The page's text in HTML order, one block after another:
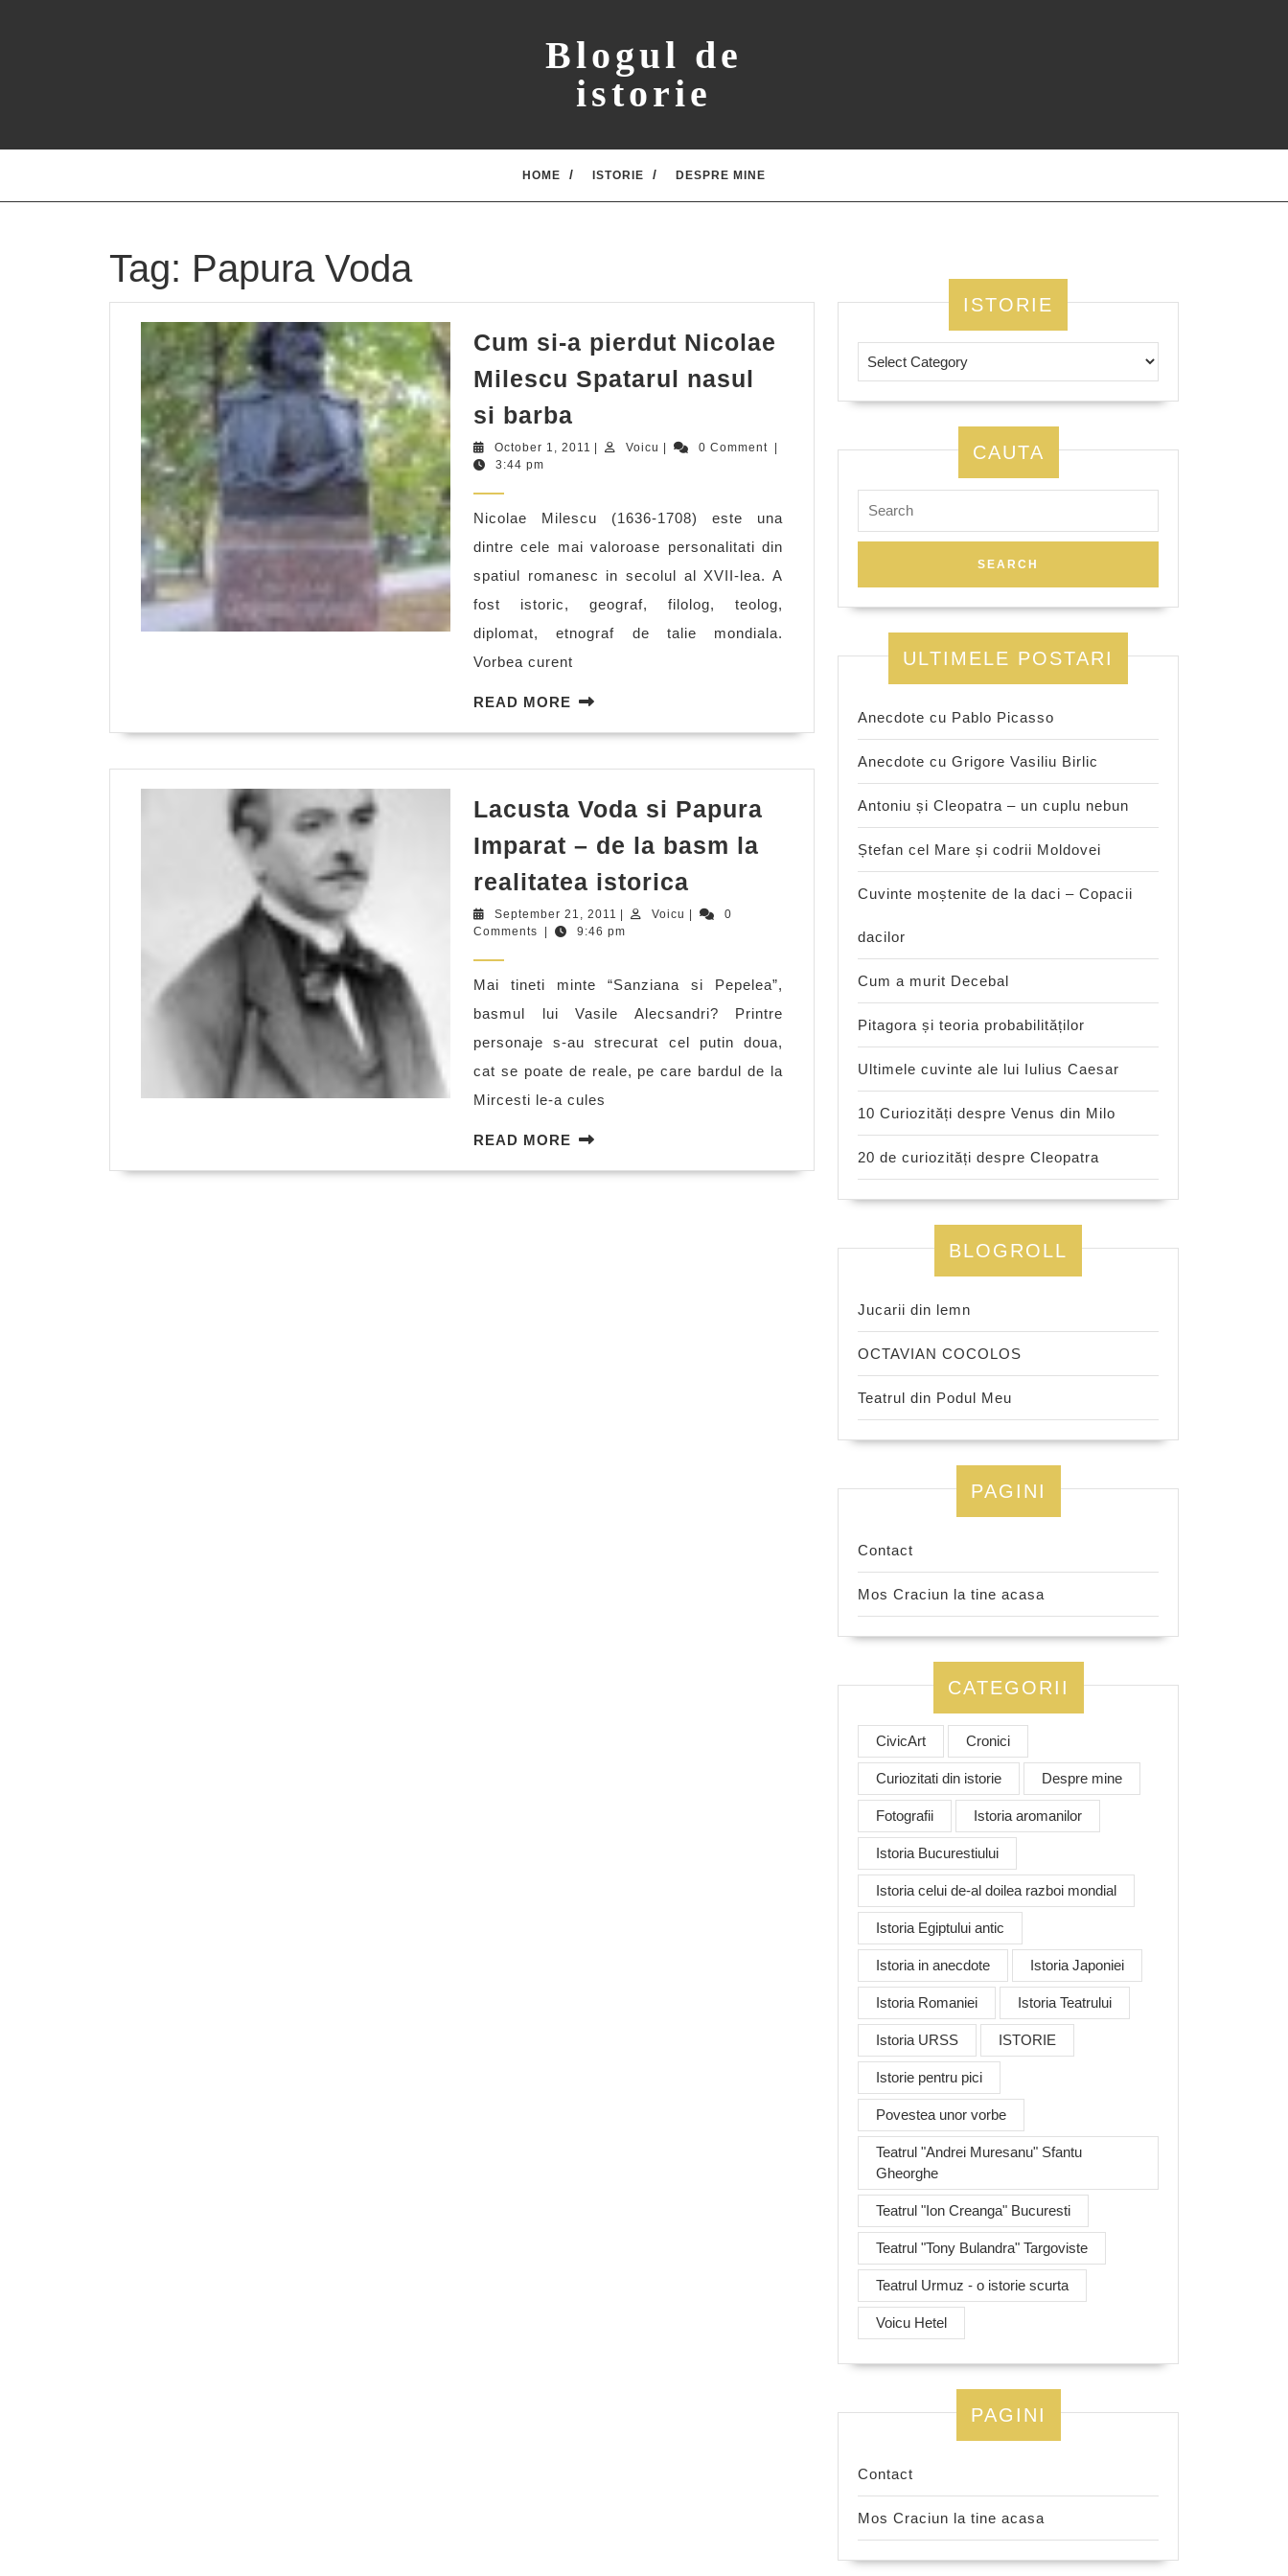
Blogul de
istorie
HOME ISTORIE DESPRE MINE
Tag: Papura Voda
Cum si-a pierdut Nicolae
Milescu Spatarul nasul
si barba
si-
Nicolae
Milescu
Spatarul
nasul
si
October 1, 2011 OctoberVoicu Voicu 0 Comment
3:44 pm
Nicolae Milescu (1636-1708) este una
dintre cele mai valoroase personalitati din
spatiul romanesc in secolul al XVII-lea. A
fost istoric, geograf, filolog, teolog,
diplomat, etnograf de talie mondiala.
Vorbea curent
READ MORE READ
Lacusta Voda si Papura
Imparat – de la basm la
realitatea istorica
Voda
Imparat
–
de
la
September 21, 2011 September
21,
Voicu Voicu
0
Comments
9:46 pm
Mai tineti minte “Sanziana si Pepelea”,
basmul lui Vasile Alecsandri? Printre
personaje s-au strecurat cel putin doua,
cat se poate de reale, pe care bardul de la
Mircesti le-a cules
READ MORE READ
ISTORIE
CAUTA
for:
ULTIMELE POSTARI
Anecdote cu Pablo Picasso
Anecdote cu Grigore Vasiliu Birlic
Antoniu și Cleopatra – un cuplu nebun
Ștefan cel Mare și codrii Moldovei
Cuvinte moștenite de la daci – Copacii
dacilor
Cum a murit Decebal
Pitagora și teoria probabilităților
Ultimele cuvinte ale lui Iulius Caesar
10 Curiozități despre Venus din Milo
20 de curiozități despre Cleopatra
BLOGROLL
Jucarii din lemn
OCTAVIAN COCOLOS
Teatrul din Podul Meu
PAGINI
Contact
Mos Craciun la tine acasa
CATEGORII
CivicArt Cronici
Curiozitati din istorie Despre mine
Fotografii Istoria aromanilor
Istoria Bucurestiului
Istoria celui de-al doilea razboi mondial
Istoria Egiptului antic
Istoria in anecdote Istoria Japoniei
Istoria Romaniei Istoria Teatrului
Istoria URSS ISTORIE
Istorie pentru pici
Povestea unor vorbe
Teatrul "Andrei Muresanu" Sfantu
Gheorghe
Teatrul "Ion Creanga" Bucuresti
Teatrul "Tony Bulandra" Targoviste
Teatrul Urmuz - o istorie scurta
Voicu Hetel
PAGINI
Contact
Mos Craciun la tine acasa